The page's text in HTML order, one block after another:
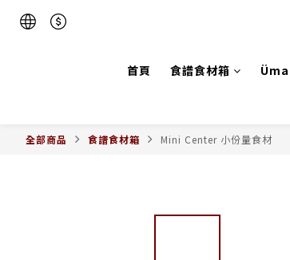
首頁 食譜食材箱
全部商品 食譜食材箱 Mini Center 小份量食材